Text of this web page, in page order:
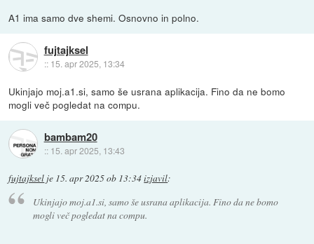
A1 ima samo dve shemi. Osnovno in polno.
fujtajksel
:: 15. apr 2025, 13:34
Ukinjajo moj.a1.si, samo še usrana aplikacija. Fino da ne bomo
mogli več pogledat na compu.
bambam20
:: 15. apr 2025, 13:43
fujtajksel je 15. apr 2025 ob 13:34izjavil:
Ukinjajo moj.a1.si, samo še usrana aplikacija. Fino da ne bomo
mogli več pogledat na compu.